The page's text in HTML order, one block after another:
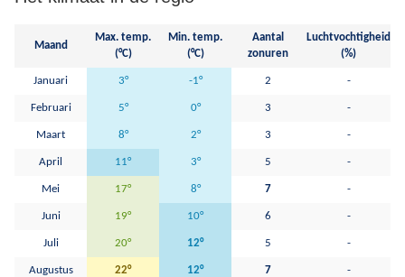
Maand
Max. temp.
(°C)
Min. temp.
(°C)
Aantal
zonuren
Luchtvochtigheid
(%)
Januari 3° -1° 2 -
Februari 5° 0° 3 -
Maart 8° 2° 3 -
April 11° 3° 5 -
Mei 17° 8° 7 -
Juni 19° 10° 6 -
Juli 20° 12° 5 -
Augustus 22° 12° 7 -